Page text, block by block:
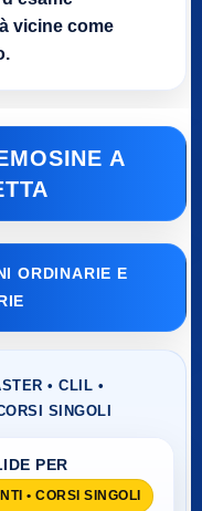
vicine come
A
ORDINARIE E
• CLIL •
SINGOLI
PER
• CORSI SINGOLI